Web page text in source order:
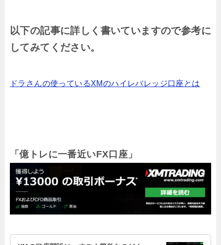
以下の記事に詳しく書いていますので参考に
してみてください。
ドラさんの使っているXMのハイレバレッジ口座とは
「億トレに一番近いFX口座」